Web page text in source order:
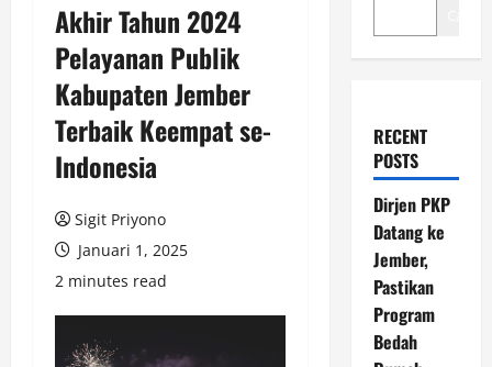
Akhir Tahun 2024
Pelayanan Publik
Kabupaten Jember
Terbaik Keempat se-
Indonesia
Sigit Priyono
Januari 1, 2025
2 minutes read
RECENT
POSTS
Dirjen PKP
Datang ke
Jember,
Pastikan
Program
Bedah